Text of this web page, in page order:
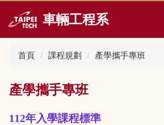
到
區
車輛工程系
首頁 課程規劃 產學攜手專班
產學攜手專班
112年入學課程標準